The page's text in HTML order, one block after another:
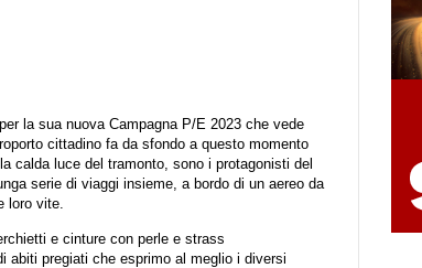
la sua nuova Campagna P/E 2023 che vede
cittadino fa da sfondo a questo momento
calda luce del tramonto, sono i protagonisti del
serie di viaggi insieme, a bordo di un aereo da
loro vite.
e cinture con perle e strass
abiti pregiati che esprimo al meglio i diversi